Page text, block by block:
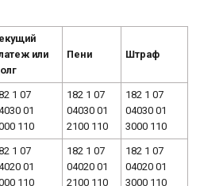
или
Пени Штраф
1 07
01
110
182 1 07
04030 01
2100 110
182 1 07
04030 01
3000 110
1 07
01
110
182 1 07
04020 01
2100 110
182 1 07
04020 01
3000 110